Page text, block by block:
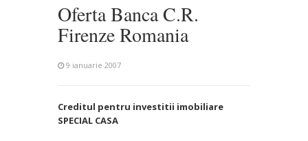
Oferta Banca C.R.
Firenze Romania
9 ianuarie 2007
Creditul pentru investitii imobiliare
SPECIAL CASA